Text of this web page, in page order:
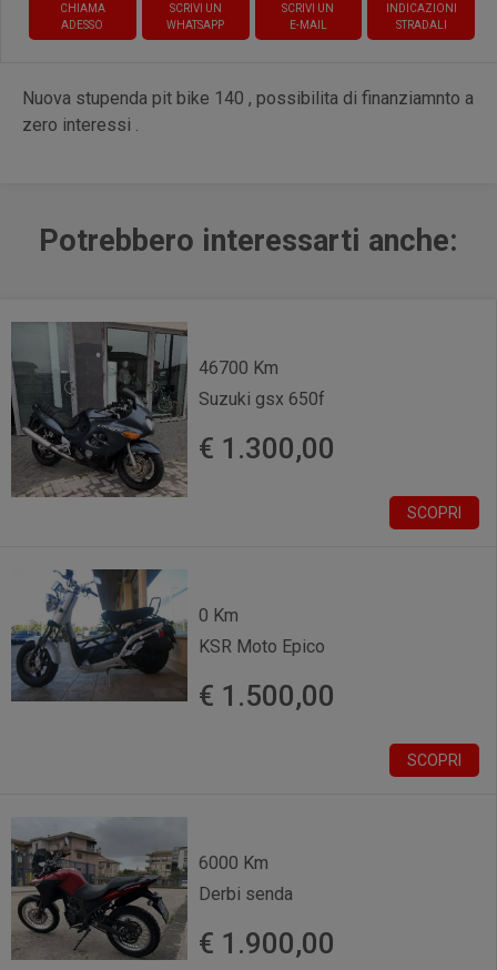
CHIAMA
ADESSO
SCRIVI UN
WHATSAPP
SCRIVI UN
E-MAIL
INDICAZIONI
STRADALI
Nuova stupenda pit bike 140 , possibilita di finanziamnto a
zero interessi .
Potrebbero interessarti anche:
46700 Km
Suzuki gsx 650f
€ 1.300,00
SCOPRI
0 Km
KSR Moto Epico
€ 1.500,00
SCOPRI
6000 Km
Derbi senda
€ 1.900,00